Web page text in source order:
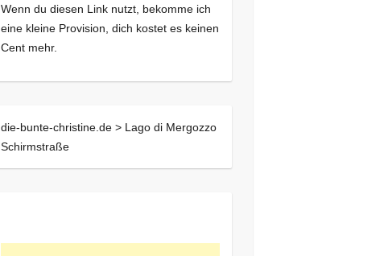
Wenn du diesen Link nutzt, bekomme ich
eine kleine Provision, dich kostet es keinen
Cent mehr.
die-bunte-christine.de > Lago di Mergozzo
Schirmstraße